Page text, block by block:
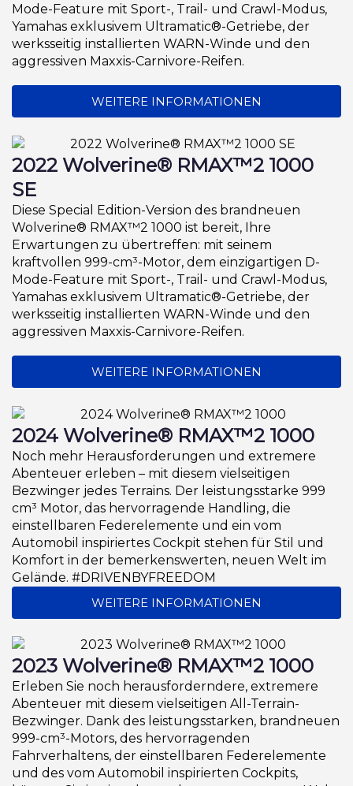
Mode-Feature mit Sport-, Trail- und Crawl-Modus,
Yamahas exklusivem Ultramatic®-Getriebe, der
werksseitig installierten WARN-Winde und den
aggressiven Maxxis-Carnivore-Reifen.
WEITERE INFORMATIONEN
2022 Wolverine® RMAX™2 1000
SE
Diese Special Edition-Version des brandneuen
Wolverine® RMAX™2 1000 ist bereit, Ihre
Erwartungen zu übertreffen: mit seinem
kraftvollen 999-cm³-Motor, dem einzigartigen D-
Mode-Feature mit Sport-, Trail- und Crawl-Modus,
Yamahas exklusivem Ultramatic®-Getriebe, der
werksseitig installierten WARN-Winde und den
aggressiven Maxxis-Carnivore-Reifen.
WEITERE INFORMATIONEN
2024 Wolverine® RMAX™2 1000
Noch mehr Herausforderungen und extremere
Abenteuer erleben – mit diesem vielseitigen
Bezwinger jedes Terrains. Der leistungsstarke 999
cm³ Motor, das hervorragende Handling, die
einstellbaren Federelemente und ein vom
Automobil inspiriertes Cockpit stehen für Stil und
Komfort in der bemerkenswerten, neuen Welt im
Gelände. #DRIVENBYFREEDOM
WEITERE INFORMATIONEN
2023 Wolverine® RMAX™2 1000
Erleben Sie noch herausforderndere, extremere
Abenteuer mit diesem vielseitigen All-Terrain-
Bezwinger. Dank des leistungsstarken, brandneuen
999-cm³-Motors, des hervorragenden
Fahrverhaltens, der einstellbaren Federelemente
und des vom Automobil inspirierten Cockpits,